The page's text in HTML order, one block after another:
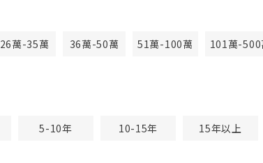
26萬-35萬 36萬-50萬 51萬-100萬 101萬-500
5-10年 10-15年
15年以上